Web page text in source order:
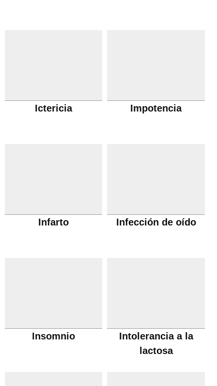
Ictericia Impotencia
Infarto Infección de oído
Insomnio
Intolerancia a la
lactosa